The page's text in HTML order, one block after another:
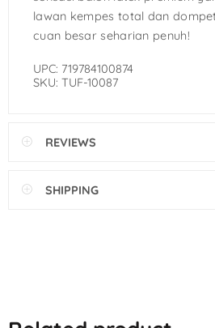
lawan kempes total dan
cuan besar seharian penuh!
UPC: 719784100874
SKU: TUF-10087
REVIEWS
SHIPPING